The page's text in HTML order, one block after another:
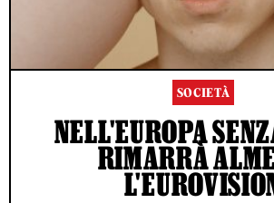
SOCIETÀ
NELL'EUROPA
RIMARRÀ